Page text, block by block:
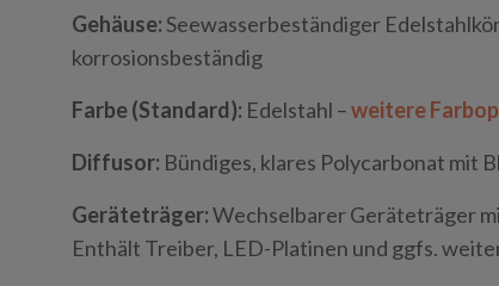
Gehäuse:Seewasserbeständiger
korrosionsbeständig
Farbe (Standard): Edelstahl –weitere
Diffusor: Bündiges, klares Polycarbonat mit
Geräteträger:Wechselbarer Geräteträger
Enthält Treiber, LED-Platinen und ggfs.